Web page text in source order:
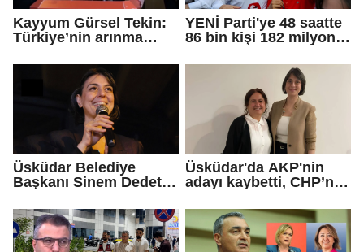
Kayyum Gürsel Tekin:
Türkiye’nin arınma
geldiniz...
YENİ Parti'ye 48 saatte
86 bin kişi 182 milyon
Üsküdar Belediye
Başkanı Sinem Dedetaş
Üsküdar'da AKP'nin
adayı kaybetti, CHP’nin
Çetinkaya Başkan
Vekili seçildi